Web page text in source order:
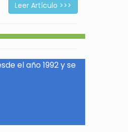
Leer Artículo >>>
el año 1992 y se